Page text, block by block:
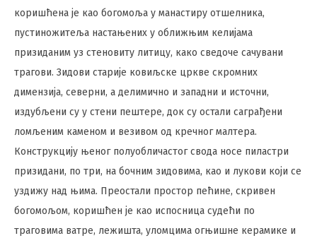
коришћена је као богомоља у манастиру отшелника,
пустиножитеља настањених у оближњим келијама
призиданим уз стеновиту литицу, како сведоче сачувани
трагови. Зидови старије ковиљске цркве скромних
димензија, северни, а делимично и западни и источни,
издубљени су у стени пештере, док су остали саграђени
ломљеним каменом и везивом од кречног малтера.
Конструкцију њеног полуобличастог свода носе пиластри
призидани, по три, на бочним зидовима, као и лукови који се
уздижу над њима. Преостали простор пећине, скривен
богомољом, коришћен је као испосница судећи по
траговима ватре, лежишта, уломцима огњишне керамике и